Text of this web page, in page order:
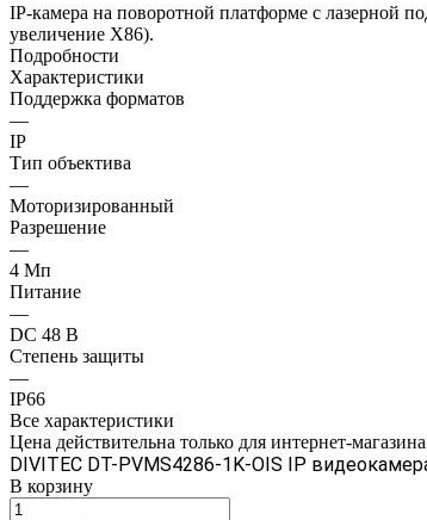
IP-камера на поворотной платформе c лазерной
увеличение Х86).
Подробности
Характеристики
Поддержка форматов
—
IP
Тип объектива
—
Моторизированный
Разрешение
—
4 Mп
Питание
—
DC 48 В
Степень защиты
—
IP66
Все характеристики
Цена действительна только для интернет-
DIVITEC DT-PVMS4286-1K-OIS IP
В корзину